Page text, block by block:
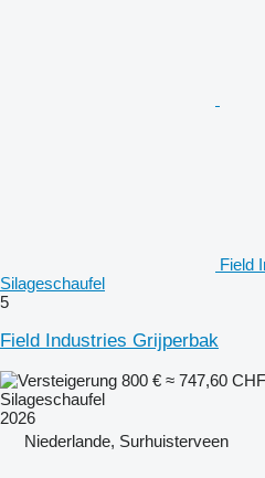
Field
Silageschaufel
5
Field Industries Grijperbak
800 € ≈ 747,60 CHF
Silageschaufel
2026
Niederlande, Surhuisterveen